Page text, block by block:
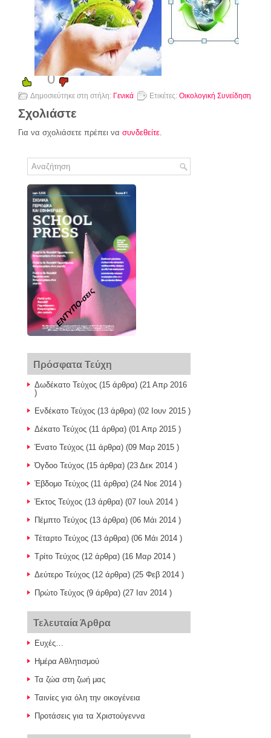
0
Δημοσιεύτηκε στη στήλη: Γενικά Ετικέτες: Οικολογική Συνείδηση
Σχολιάστε
Για να σχολιάσετε πρέπει να συνδεθείτε.
ΕΝΤΥΠΟ-σεις
Πρόσφατα Τεύχη
Δωδέκατο Τεύχος (15 άρθρα) (21 Απρ 2016
)
Ενδέκατο Τεύχος (13 άρθρα) (02 Ιουν 2015 )
Δέκατο Τεύχος (11 άρθρα) (01 Απρ 2015 )
Ένατο Τεύχος (11 άρθρα) (09 Μαρ 2015 )
Όγδοο Τεύχος (15 άρθρα) (23 Δεκ 2014 )
Έβδομο Τεύχος (11 άρθρα) (24 Νοε 2014 )
Έκτος Τεύχος (13 άρθρα) (07 Ιουλ 2014 )
Πέμπτο Τεύχος (13 άρθρα) (06 Μάι 2014 )
Τέταρτο Τεύχος (13 άρθρα) (06 Μάι 2014 )
Τρίτο Τεύχος (12 άρθρα) (16 Μαρ 2014 )
Δεύτερο Τεύχος (12 άρθρα) (25 Φεβ 2014 )
Πρώτο Τεύχος (9 άρθρα) (27 Ιαν 2014 )
Τελευταία Άρθρα
Ευχές…
Ημέρα Αθλητισμού
Τα ζώα στη ζωή μας
Ταινίες για όλη την οικογένεια
Προτάσεις για τα Χριστούγεννα